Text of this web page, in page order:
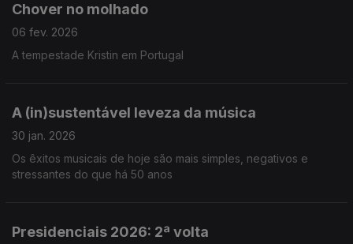
Chover no molhado
06 fev. 2026
A tempestade Kristin em Portugal
A (in)sustentável leveza da música
30 jan. 2026
Os êxitos musicais de hoje são mais simples, negativos e
stressantes do que há 50 anos
Presidenciais 2026: 2ª volta